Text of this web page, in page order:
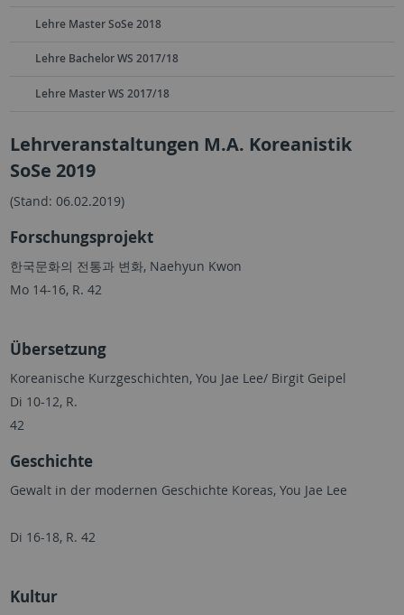
Lehre Master SoSe 2018
Lehre Bachelor WS 2017/18
Lehre Master WS 2017/18
Lehrveranstaltungen M.A. Koreanistik
SoSe 2019
(Stand: 06.02.2019)
Forschungsprojekt
한국문화의 전통과 변화, Naehyun Kwon
Mo 14-16, R. 42
Übersetzung
Koreanische Kurzgeschichten, You Jae Lee/ Birgit Geipel
Di 10-12, R.
42
Geschichte
Gewalt in der modernen Geschichte Koreas, You Jae Lee
Di 16-18, R. 42
Kultur